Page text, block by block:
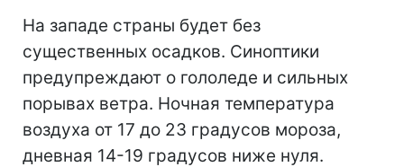
На западе страны будет без
существенных осадков. Синоптики
предупреждают о гололеде и сильных
порывах ветра. Ночная температура
воздуха от 17 до 23 градусов мороза,
дневная 14-19 градусов ниже нуля.